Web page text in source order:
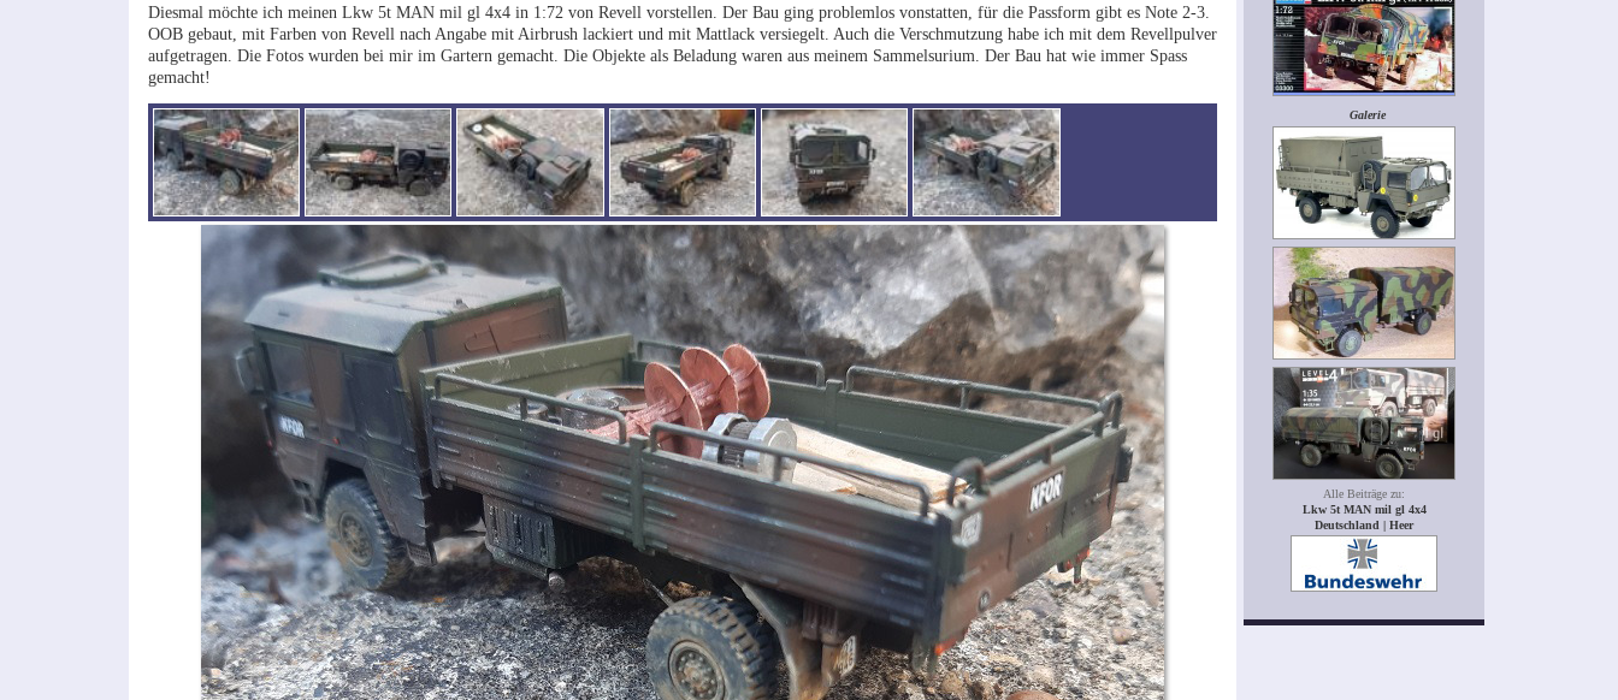
Diesmal möchte ich meinen Lkw 5t MAN mil gl 4x4 in 1:72 von Revell vorstellen. Der Bau ging problemlos vonstatten, für die Passform gibt es Note 2-3.
OOB gebaut, mit Farben von Revell nach Angabe mit Airbrush lackiert und mit Mattlack versiegelt. Auch die Verschmutzung habe ich mit dem Revellpulver
aufgetragen. Die Fotos wurden bei mir im Gartern gemacht. Die Objekte als Beladung waren aus meinem Sammelsurium. Der Bau hat wie immer Spass
gemacht!
Galerie
Alle Beiträge zu:
Lkw 5t MAN mil gl 4x4
Deutschland | Heer